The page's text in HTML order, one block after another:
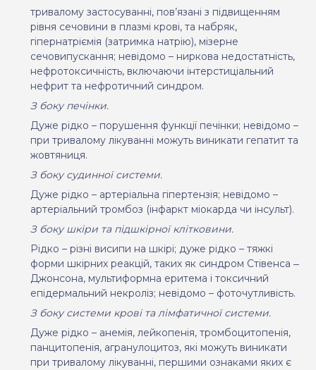
тривалому застосуванні, пов’язані з підвищенням
рівня сечовини в плазмі крові, та набряк,
гіпернатріємія (затримка натрію), мізерне
сечовипускання; невідомо – ниркова недостатність,
нефротоксичність, включаючи інтерстиціальний
нефрит та нефротичний синдром.
З боку печінки.
Дуже рідко – порушення функції печінки; невідомо –
при тривалому лікуванні можуть виникати гепатит та
жовтяниця.
З боку судинної системи.
Дуже рідко – артеріальна гіпертензія; невідомо –
артеріальний тромбоз (інфаркт міокарда чи інсульт).
З боку шкіри та підшкірної клітковини.
Рідко – різні висипи на шкірі; дуже рідко – тяжкі
форми шкірних реакцій, таких як синдром Стівенса ‒
Джонсона, мультиформна еритема і токсичний
епідермальний некроліз; невідомо – фоточутливість.
З боку системи крові та лімфатичної системи.
Дуже рідко – анемія, лейкопенія, тромбоцитопенія,
панцитопенія, агранулоцитоз, які можуть виникати
при тривалому лікуванні, першими ознаками яких є